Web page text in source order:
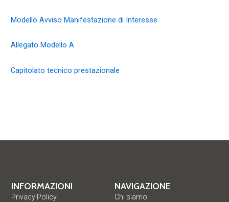
Modello Avviso Manifestazione di Interesse
Allegato Modello A
Capitolato tecnico prestazionale
NAVIGAZIONE
Chi siamo
INFORMAZIONI
Privacy Policy